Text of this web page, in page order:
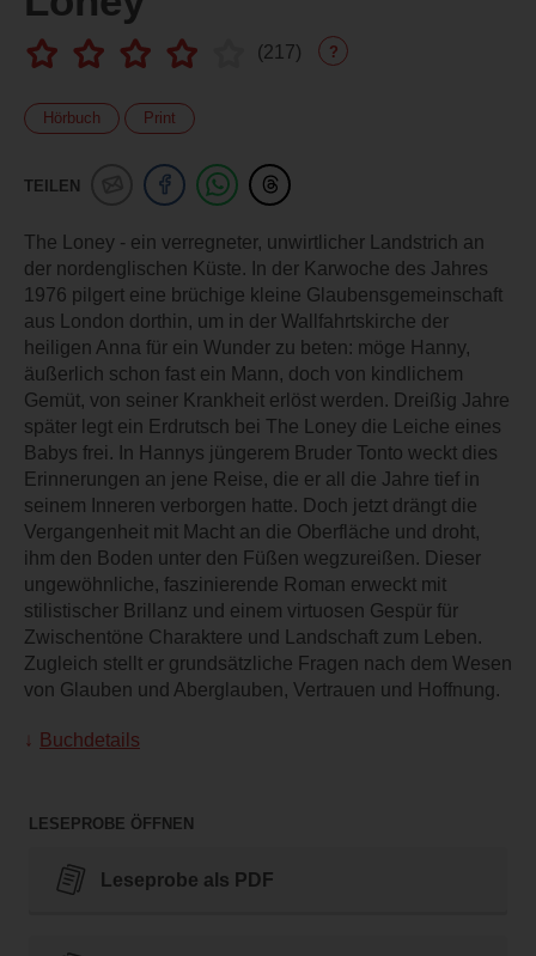
(217) ?
Hörbuch Print
TEILEN
The Loney - ein verregneter, unwirtlicher Landstrich an
der nordenglischen Küste. In der Karwoche des Jahres
1976 pilgert eine brüchige kleine Glaubensgemeinschaft
aus London dorthin, um in der Wallfahrtskirche der
heiligen Anna für ein Wunder zu beten: möge Hanny,
äußerlich schon fast ein Mann, doch von kindlichem
Gemüt, von seiner Krankheit erlöst werden. Dreißig Jahre
später legt ein Erdrutsch bei The Loney die Leiche eines
Babys frei. In Hannys jüngerem Bruder Tonto weckt dies
Erinnerungen an jene Reise, die er all die Jahre tief in
seinem Inneren verborgen hatte. Doch jetzt drängt die
Vergangenheit mit Macht an die Oberfläche und droht,
ihm den Boden unter den Füßen wegzureißen. Dieser
ungewöhnliche, faszinierende Roman erweckt mit
stilistischer Brillanz und einem virtuosen Gespür für
Zwischentöne Charaktere und Landschaft zum Leben.
Zugleich stellt er grundsätzliche Fragen nach dem Wesen
von Glauben und Aberglauben, Vertrauen und Hoffnung.
Buchdetails
LESEPROBE ÖFFNEN
Leseprobe als PDF